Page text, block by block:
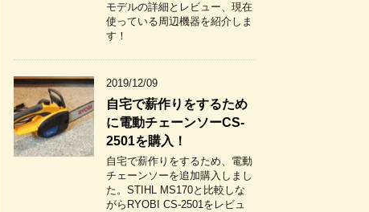
モデルの詳細とレビュー、現在
使っている周辺機器を紹介しま
す！
2019/12/09
自宅で薪作りをするため
に電動チェーンソーCS-
2501を購入！
自宅で薪作りをするため、電動
チェーンソーを追加購入しまし
た。STIHL MS170と比較しな
がらRYOBI CS-2501をレビュ